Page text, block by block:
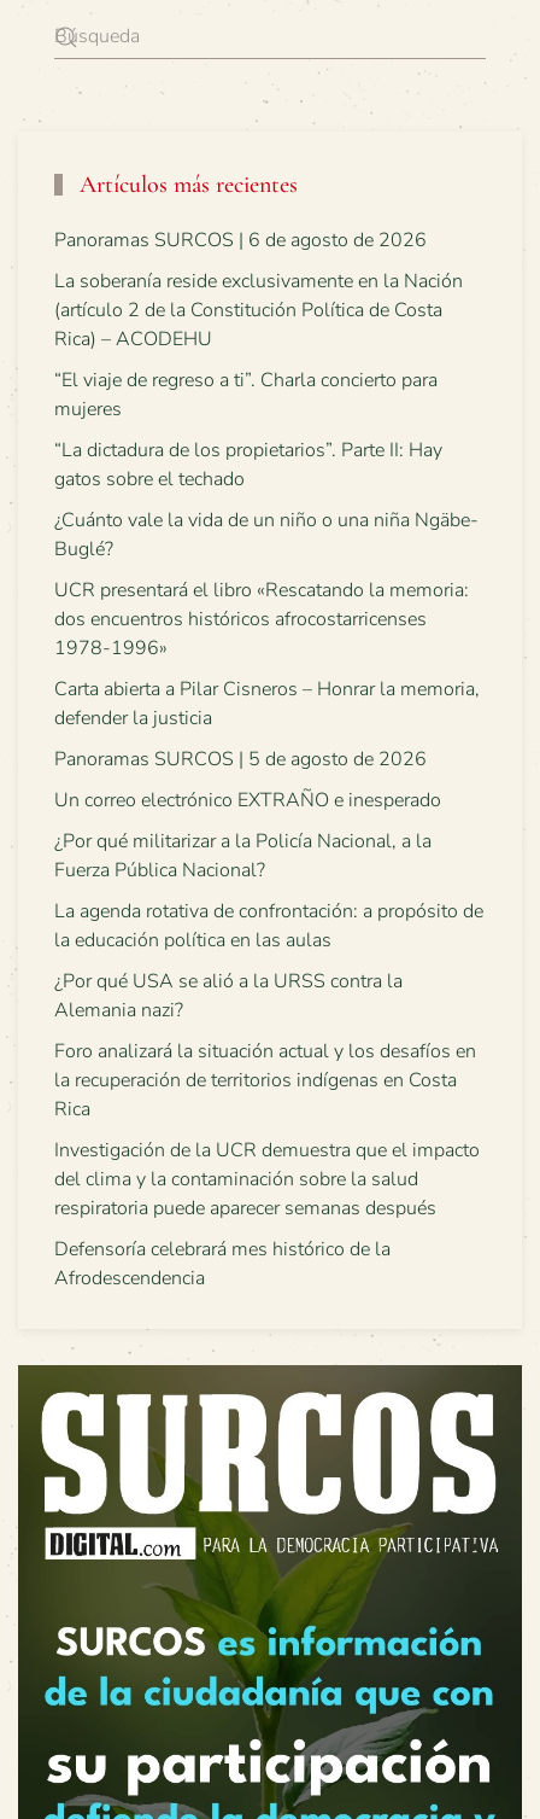
Artículos más recientes
Panoramas SURCOS | 6 de agosto de 2026
La soberanía reside exclusivamente en la Nación
(artículo 2 de la Constitución Política de Costa
Rica) – ACODEHU
“El viaje de regreso a ti”. Charla concierto para
mujeres
“La dictadura de los propietarios”. Parte II: Hay
gatos sobre el techado
¿Cuánto vale la vida de un niño o una niña Ngäbe-
Buglé?
UCR presentará el libro «Rescatando la memoria:
dos encuentros históricos afrocostarricenses
1978-1996»
Carta abierta a Pilar Cisneros – Honrar la memoria,
defender la justicia
Panoramas SURCOS | 5 de agosto de 2026
Un correo electrónico EXTRAÑO e inesperado
¿Por qué militarizar a la Policía Nacional, a la
Fuerza Pública Nacional?
La agenda rotativa de confrontación: a propósito de
la educación política en las aulas
¿Por qué USA se alió a la URSS contra la
Alemania nazi?
Foro analizará la situación actual y los desafíos en
la recuperación de territorios indígenas en Costa
Rica
Investigación de la UCR demuestra que el impacto
del clima y la contaminación sobre la salud
respiratoria puede aparecer semanas después
Defensoría celebrará mes histórico de la
Afrodescendencia